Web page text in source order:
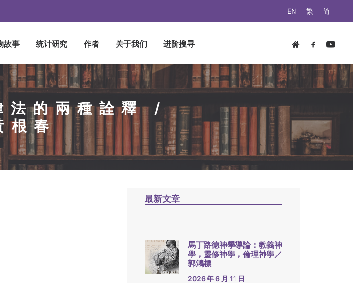
EN 繁 简
故事 统计研究 作者 关于我们 进阶搜寻
法的兩種詮釋 /
根春
最新文章
馬丁路德神學導論：教義神
學，靈修神學，倫理神學／
郭鴻標
2026 年 6 月 11 日